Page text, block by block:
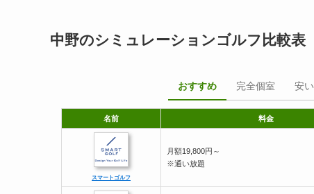
中野のシミュレーションゴルフ比較表
おすすめ 完全個室 安い
名前 料金
スマートゴルフ
月額19,800円～
※通い放題